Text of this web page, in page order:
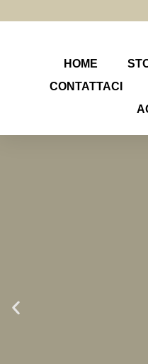
HOME
CONTATTACI